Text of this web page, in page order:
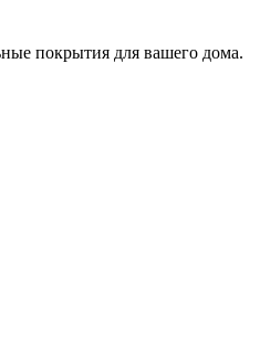
покрытия для вашего дома.